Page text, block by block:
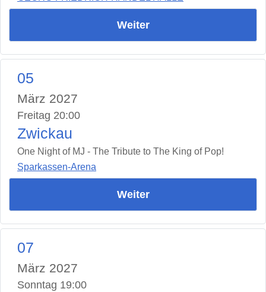
Weiter
05
März 2027
Freitag 20:00
Zwickau
One Night of MJ - The Tribute to The King of Pop!
Sparkassen-Arena
Weiter
07
März 2027
Sonntag 19:00